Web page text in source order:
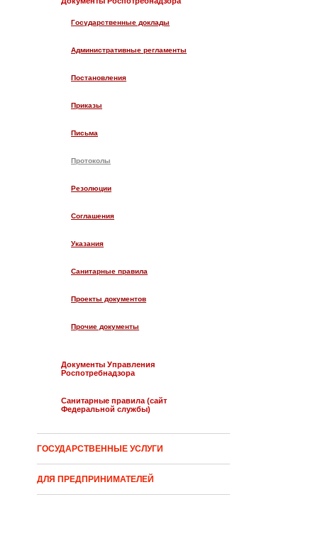
Государственные доклады
Административные регламенты
Постановления
Приказы
Письма
Протоколы
Резолюции
Cоглашения
Указания
Санитарные правила
Проекты документов
Прочие документы
Документы Управления
Роспотребнадзора
Санитарные правила (сайт
Федеральной службы)
ГОСУДАРСТВЕННЫЕ УСЛУГИ
ДЛЯ ПРЕДПРИНИМАТЕЛЕЙ